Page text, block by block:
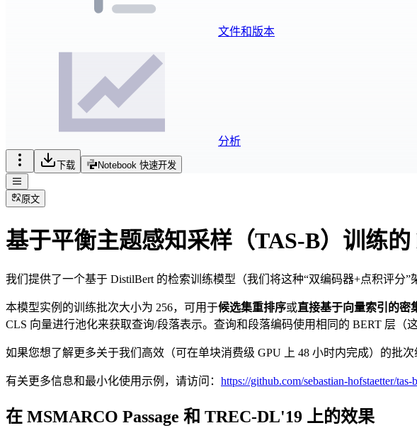
文件和版本
分析
下载 Notebook 快速开发
原文
基于平衡主题感知采样（TAS-B）训练
我们提供了一个基于 DistilBert 的检索训练模型（我们将这种“双编码器+点积评分”
本模型实例的训练批次大小为 256，可用于候选集重排序或直接基于向量索引的密
CLS 向量进行池化来获取查询/段落表示。查询和段落编码使用相同的 BERT 层（
如果您想了解更多关于我们高效（可在单块消费级 GPU 上 48 小时内完成）的批
有关更多信息和最小化使用示例，请访问： https://github.com/sebastian-hofstaetter/tas-
在 MSMARCO Passage 和 TREC-DL'19 上的效果